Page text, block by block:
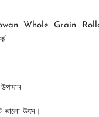
Whole Grain
ভালো উৎস।